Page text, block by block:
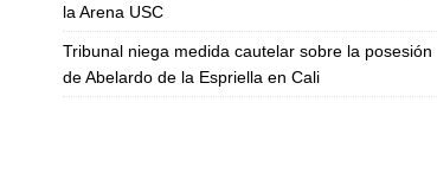
la Arena USC
Tribunal niega medida cautelar sobre la posesión
de Abelardo de la Espriella en Cali